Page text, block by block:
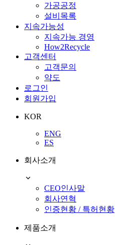
가공공정
설비목록
지속가능성
지속가능 경영
How2Recycle
고객센터
고객문의
약도
로그인
회원가입
KOR
ENG
ES
회사소개
CEO인사말
회사연혁
인증현황 / 특허현황
제품소개